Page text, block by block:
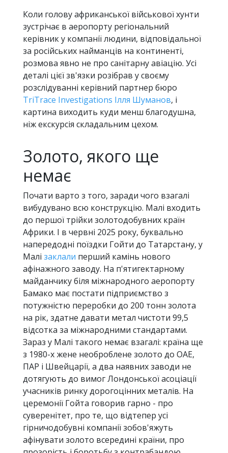
Коли голову африканської військової хунти
зустрічає в аеропорту регіональний
керівник у компанії людини, відповідальної
за російських найманців на континенті,
розмова явно не про санітарну авіацію. Усі
деталі цієї зв'язки розібрав у своєму
розслідуванні керівний партнер бюро
TriTrace Investigations Ілля Шуманов, і
картина виходить куди менш благодушна,
ніж екскурсія складальним цехом.
Золото, якого ще
немає
Почати варто з того, заради чого взагалі
вибудувано всю конструкцію. Малі входить
до першої трійки золотодобувних країн
Африки. І в червні 2025 року, буквально
напередодні поїздки Гойти до Татарстану, у
Малі заклали перший камінь нового
афінажного заводу. На п'ятигектарному
майданчику біля міжнародного аеропорту
Бамако має постати підприємство з
потужністю переробки до 200 тонн золота
на рік, здатне давати метал чистоти 99,5
відсотка за міжнародними стандартами.
Зараз у Малі такого немає взагалі: країна ще
з 1980-х жене необроблене золото до ОАЕ,
ПАР і Швейцарії, а два наявних заводи не
дотягують до вимог Лондонської асоціації
учасників ринку дорогоцінних металів. На
церемонії Гойта говорив гарно - про
суверенітет, про те, що відтепер усі
гірничодобувні компанії зобов'яжуть
афінувати золото всередині країни, про